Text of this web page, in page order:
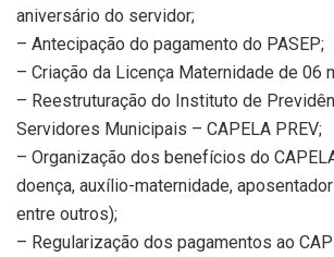
aniversário do servidor;
– Antecipação do pagamento do PASEP;
– Criação da Licença Maternidade de 06
– Reestruturação do Instituto de
Servidores Municipais – CAPELA PREV;
– Organização dos benefícios do
doença, auxílio-maternidade,
entre outros);
– Regularização dos pagamentos ao